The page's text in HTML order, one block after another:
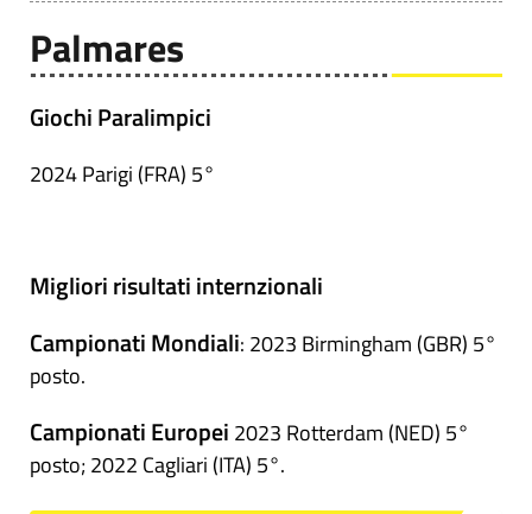
Palmares
Giochi Paralimpici
2024 Parigi (FRA) 5°
Migliori risultati internzionali
Campionati Mondiali: 2023 Birmingham (GBR) 5°
posto.
Campionati Europei 2023 Rotterdam (NED) 5°
posto; 2022 Cagliari (ITA) 5°.